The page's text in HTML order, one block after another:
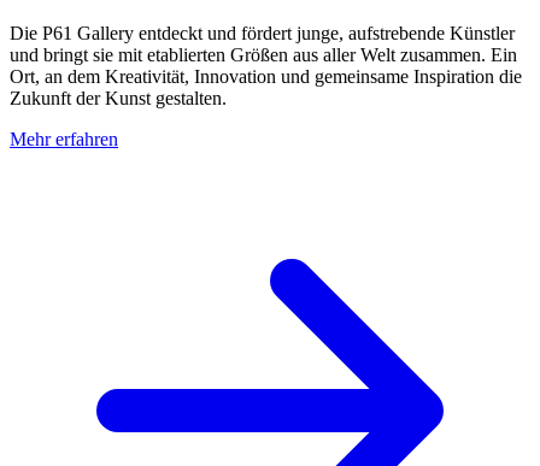
Die P61 Gallery entdeckt und fördert junge, aufstrebende Künstler
und bringt sie mit etablierten Größen aus aller Welt zusammen. Ein
Ort, an dem Kreativität, Innovation und gemeinsame Inspiration die
Zukunft der Kunst gestalten.
Mehr erfahren